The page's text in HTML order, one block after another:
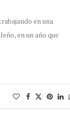
en una
en un año que